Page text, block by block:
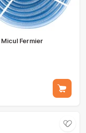
Fermier